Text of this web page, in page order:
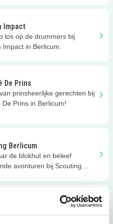
Impact
los op de drummers bij
Impact in Berlicum.
De Prins
prinsheerlijke gerechten bij
De Prins in Berlicum!
Berlicum
de blokhut en beleef
avonturen bij Scouting
in Berlicum!